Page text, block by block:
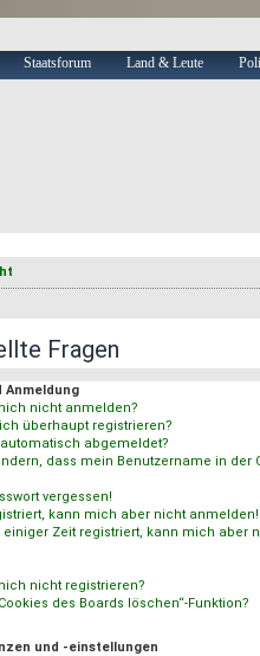
Staatsforum Land & Leute
Fragen
Anmeldung
nicht anmelden?
überhaupt registrieren?
abgemeldet?
dass mein Benutzername in der
vergessen!
kann mich aber nicht anmelden!
Zeit registriert, kann mich aber
nicht registrieren?
des Boards löschen“-Funktion?
und -einstellungen